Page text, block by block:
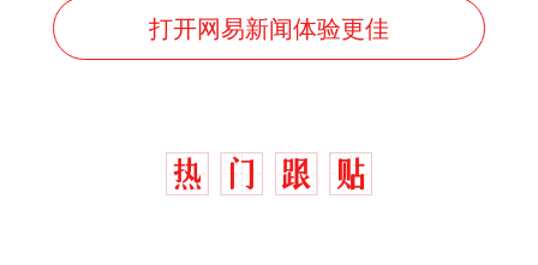
打开网易新闻体验更佳